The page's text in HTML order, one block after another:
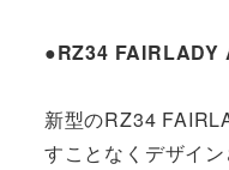
●RZ34 FAIRLADY
新型のRZ34
すことなくデザイ